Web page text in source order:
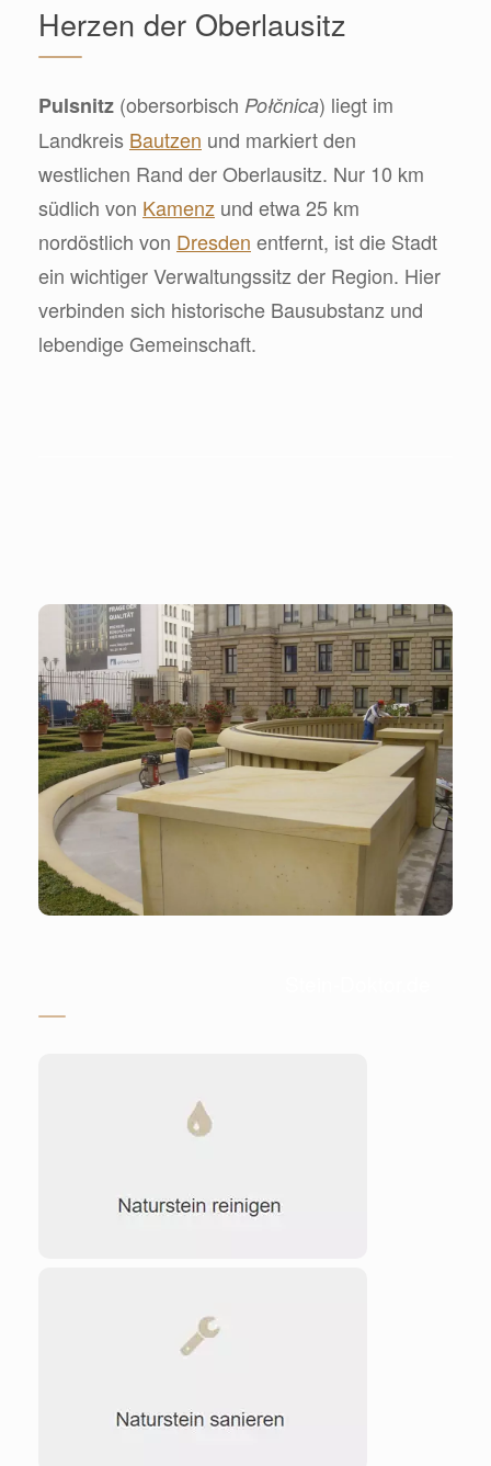
Herzen der Oberlausitz
Pulsnitz (obersorbisch Połčnica) liegt im
Landkreis Bautzen und markiert den
westlichen Rand der Oberlausitz. Nur 10 km
südlich von Kamenz und etwa 25 km
nordöstlich von Dresden entfernt, ist die Stadt
ein wichtiger Verwaltungssitz der Region. Hier
verbinden sich historische Bausubstanz und
lebendige Gemeinschaft.